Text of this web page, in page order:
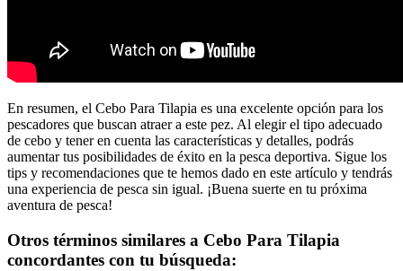
En resumen, el Cebo Para Tilapia es una excelente opción para los
pescadores que buscan atraer a este pez. Al elegir el tipo adecuado
de cebo y tener en cuenta las características y detalles, podrás
aumentar tus posibilidades de éxito en la pesca deportiva. Sigue los
tips y recomendaciones que te hemos dado en este artículo y tendrás
una experiencia de pesca sin igual. ¡Buena suerte en tu próxima
aventura de pesca!
Otros términos similares a Cebo Para Tilapia
concordantes con tu búsqueda: